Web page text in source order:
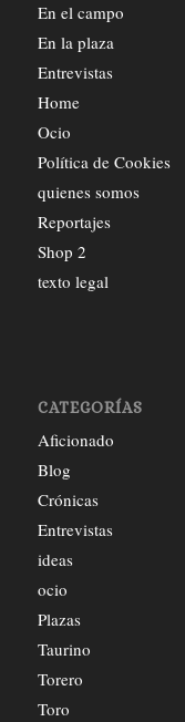
En el campo
En la plaza
Entrevistas
Home
Ocio
Política de Cookies
quienes somos
Reportajes
Shop 2
texto legal
CATEGORÍAS
Aficionado
Blog
Crónicas
Entrevistas
ideas
ocio
Plazas
Taurino
Torero
Toro